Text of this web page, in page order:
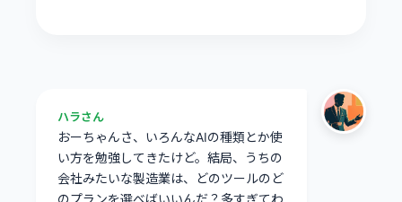
ハラさん
おーちゃんさ、いろんなAIの種類とか使
い方を勉強してきたけど。結局、うちの
会社みたいな製造業は、どのツールのど